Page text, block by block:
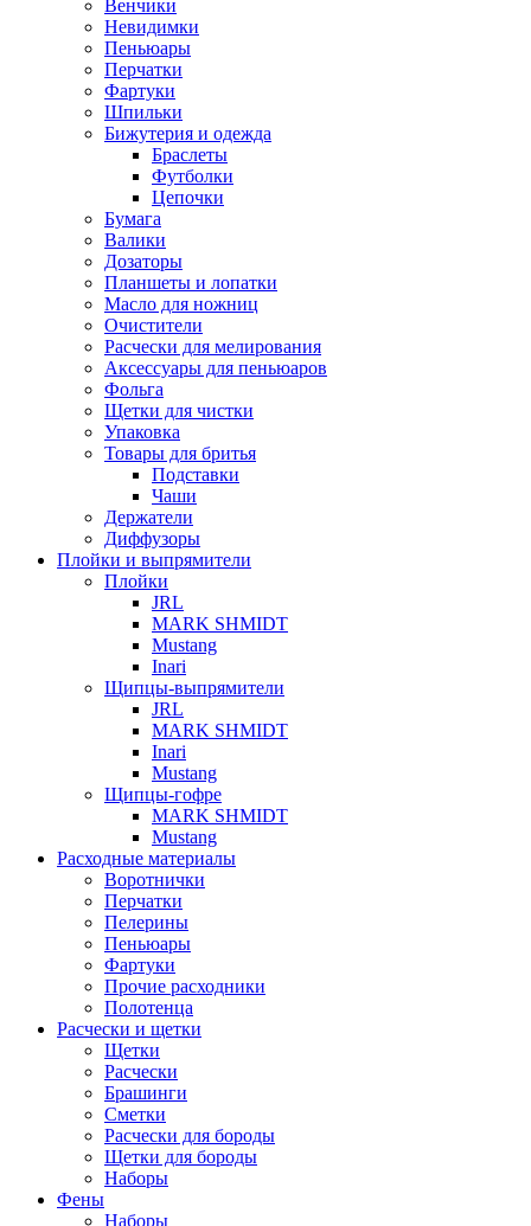
Венчики
Невидимки
Пеньюары
Перчатки
Фартуки
Шпильки
Бижутерия и одежда
Браслеты
Футболки
Цепочки
Бумага
Валики
Дозаторы
Планшеты и лопатки
Масло для ножниц
Очистители
Расчески для мелирования
Аксессуары для пеньюаров
Фольга
Щетки для чистки
Упаковка
Товары для бритья
Подставки
Чаши
Держатели
Диффузоры
Плойки и выпрямители
Плойки
JRL
MARK SHMIDT
Mustang
Inari
Щипцы-выпрямители
JRL
MARK SHMIDT
Inari
Mustang
Щипцы-гофре
MARK SHMIDT
Mustang
Расходные материалы
Воротнички
Перчатки
Пелерины
Пеньюары
Фартуки
Прочие расходники
Полотенца
Расчески и щетки
Щетки
Расчески
Брашинги
Сметки
Расчески для бороды
Щетки для бороды
Наборы
Фены
Наборы